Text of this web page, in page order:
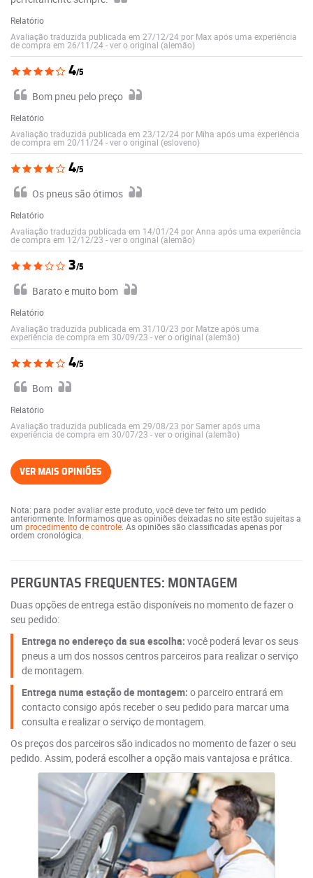
Relatório
Avaliação traduzida publicada em 27/12/24 por Max após uma experiência
de compra em 26/11/24-ver o original (alemão)
4/5
Bom pneu pelo preço
Relatório
Avaliação traduzida publicada em 23/12/24 por Miha após uma experiência
de compra em 20/11/24-ver o original (esloveno)
4/5
Os pneus são ótimos
Relatório
Avaliação traduzida publicada em 14/01/24 por Anna após uma experiência
de compra em 12/12/23 -ver o original (alemão)
3/5
Barato e muito bom
Relatório
Avaliação traduzida publicada em 31/10/23 por Matze após uma
experiência de compra em 30/09/23 -ver o original (alemão)
4/5
Bom
Relatório
Avaliação traduzida publicada em 29/08/23 por Samer após uma
experiência de compra em 30/07/23 -ver o original (alemão)
VER MAIS OPINIÕES
Nota: para poder avaliar este produto, você deve ter feito um pedido
anteriormente. Informamos que as opiniões deixadas no site estão sujeitas a
um procedimento de controle . As opiniões são classificadas apenas por
ordem cronológica.
PERGUNTAS FREQUENTES: MONTAGEM
Duas opções de entrega estão disponíveis no momento de fazer o
seu pedido:
Entrega no endereço da sua escolha: você poderá levar os seus
pneus a um dos nossos centros parceiros para realizar o serviço
de montagem.
Entrega numa estação de montagem: o parceiro entrará em
contacto consigo após receber o seu pedido para marcar uma
consulta e realizar o serviço de montagem.
Os preços dos parceiros são indicados no momento de fazer o seu
pedido. Assim, poderá escolher a opção mais vantajosa e prática.